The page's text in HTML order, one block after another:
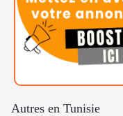
Autres en Tunisie